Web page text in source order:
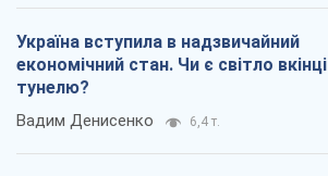
Україна вступила в надзвичайний
економічний стан. Чи є світло вкінці
тунелю?
Вадим Денисенко 6,4 т.